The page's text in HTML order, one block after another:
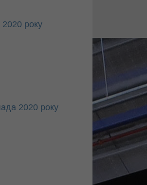
року
2020 року